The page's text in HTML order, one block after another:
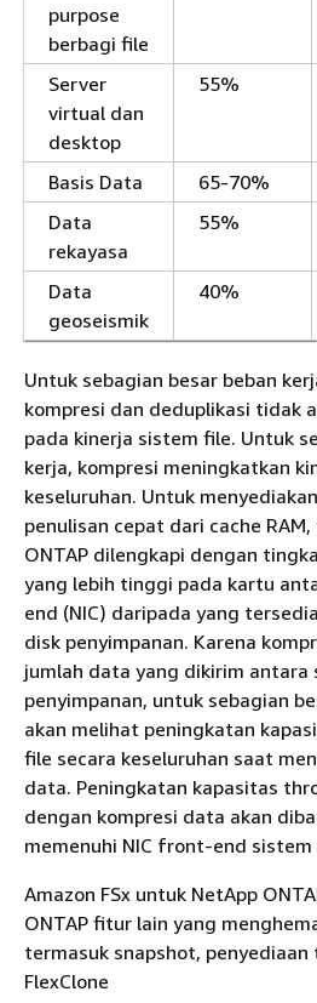
purpose
berbagi file
Server
virtual dan
desktop
55%
Basis Data 65-70%
Data
rekayasa
55%
Data
geoseismik
40%
Untuk sebagian besar beban
kompresi dan deduplikasi tidak
pada kinerja sistem file. Untuk
kerja, kompresi meningkatkan
keseluruhan. Untuk
penulisan cepat dari cache
ONTAP dilengkapi dengan
yang lebih tinggi pada kartu
end (NIC) daripada yang
disk penyimpanan. Karena
jumlah data yang dikirim antara
penyimpanan, untuk sebagian
akan melihat peningkatan
file secara keseluruhan saat
data. Peningkatan kapasitas
dengan kompresi data akan
memenuhi NIC front-end sistem
Amazon FSx untuk NetApp
ONTAP fitur lain yang
termasuk snapshot, penyediaan
FlexClone